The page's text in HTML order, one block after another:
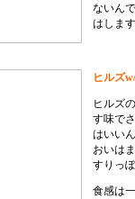
ないん
はしま
ヒルズ
ヒルズ
す味で
はいい
おいは
すりっ
食感は